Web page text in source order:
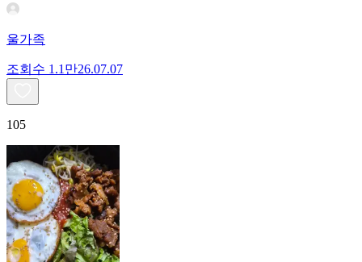
울가족
조회수 1.1만26.07.07
105